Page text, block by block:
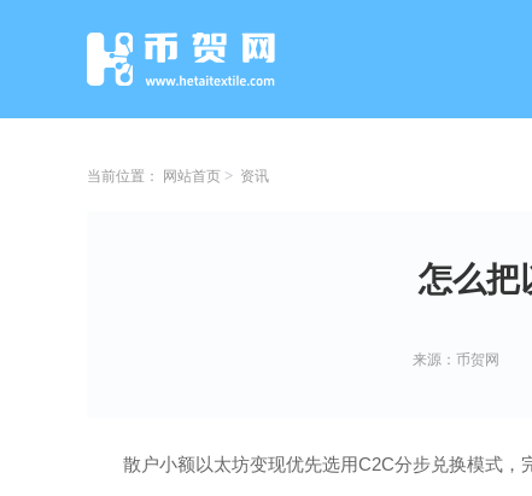
当前位置： 网站首页 资讯
怎么把
来源：币贺网
散户小额以太坊变现优先选用C2C分步兑换模式